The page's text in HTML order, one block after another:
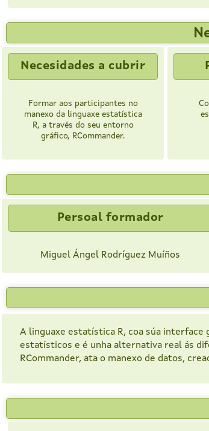
Necesidades a cubrir
Formar aos participantes no
manexo da linguaxe estatística
R, a través do seu entorno
gráfico, RCommander.
Persoal formador
Miguel Ángel Rodríguez Muíños
A linguaxe estatística R, coa súa
estatísticos e é unha alternativa real ás
RCommander, ata o manexo de datos,